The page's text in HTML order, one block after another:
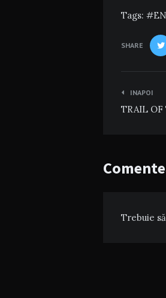
Tags:
SHARE
în
INAPOI
TRAIL OF
Trebuie